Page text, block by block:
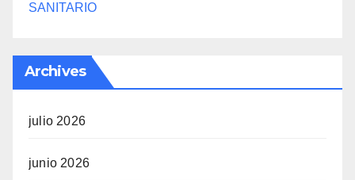
SANITARIO
Archives
julio 2026
junio 2026